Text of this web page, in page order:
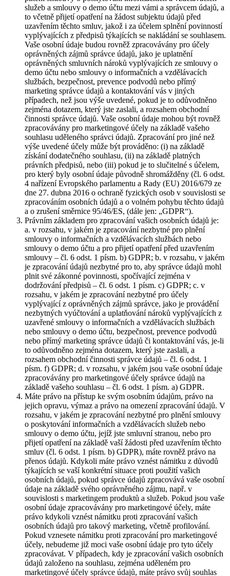
služeb a smlouvy o demo účtu mezi vámi a správcem údajů, a
to včetně přijetí opatření na žádost subjektu údajů před
uzavřením těchto smluv, jakož i za účelem splnění povinností
vyplývajících z předpisů týkajících se nakládání se souhlasem.
Vaše osobní údaje budou rovněž zpracovávány pro účely
oprávněných zájmů správce údajů, jako je uplatnění
oprávněných smluvních nároků vyplývajících ze smlouvy o
demo účtu nebo smlouvy o informačních a vzdělávacích
službách, bezpečnost, prevence podvodů nebo přímý
marketing správce údajů a kontaktování vás v jiných
případech, než jsou výše uvedené, pokud je to odůvodněno
zejména dotazem, který jste zaslali, a rozsahem obchodní
činnosti správce údajů. Vaše osobní údaje mohou být rovněž
zpracovávány pro marketingové účely na základě vašeho
souhlasu uděleného správci údajů. Zpracování pro jiné než
výše uvedené účely může být prováděno: (i) na základě
získání dodatečného souhlasu, (ii) na základě platných
právních předpisů, nebo (iii) pokud je to slučitelné s účelem,
pro který byly osobní údaje původně shromážděny (čl. 6 odst.
4 nařízení Evropského parlamentu a Rady (EU) 2016/679 ze
dne 27. dubna 2016 o ochraně fyzických osob v souvislosti se
zpracováním osobních údajů a o volném pohybu těchto údajů
a o zrušení směrnice 95/46/ES, (dále jen: „GDPR“).
Právním základem pro zpracování vašich osobních údajů je:
a. v rozsahu, v jakém je zpracování nezbytné pro plnění
smlouvy o informačních a vzdělávacích službách nebo
smlouvy o demo účtu a pro přijetí opatření před uzavřením
smlouvy – čl. 6 odst. 1 písm. b) GDPR; b. v rozsahu, v jakém
je zpracování údajů nezbytné pro to, aby správce údajů mohl
plnit své zákonné povinnosti, spočívající zejména v
dodržování předpisů – čl. 6 odst. 1 písm. c) GDPR; c. v
rozsahu, v jakém je zpracování nezbytné pro účely
vyplývající z oprávněných zájmů správce, jako je provádění
nezbytných vyúčtování a uplatňování nároků vyplývajících z
uzavřené smlouvy o informačních a vzdělávacích službách
nebo smlouvy o demo účtu, bezpečnost, prevence podvodů
nebo přímý marketing správce údajů či kontaktování vás, je-li
to odůvodněno zejména dotazem, který jste zaslali, a
rozsahem obchodní činnosti správce údajů – čl. 6 odst. 1
písm. f) GDPR; d. v rozsahu, v jakém jsou vaše osobní údaje
zpracovávány pro marketingové účely správce údajů na
základě vašeho souhlasu – čl. 6 odst. 1 písm. a) GDPR.
Máte právo na přístup ke svým osobním údajům, právo na
jejich opravu, výmaz a právo na omezení zpracování údajů. V
rozsahu, v jakém je zpracování nezbytné pro plnění smlouvy
o poskytování informačních a vzdělávacích služeb nebo
smlouvy o demo účtu, jejíž jste smluvní stranou, nebo pro
přijetí opatření na základě vaší žádosti před uzavřením těchto
smluv (čl. 6 odst. 1 písm. b) GDPR), máte rovněž právo na
přenos údajů. Kdykoli máte právo vznést námitku z důvodů
týkajících se vaší konkrétní situace proti použití vašich
osobních údajů, pokud správce údajů zpracovává vaše osobní
údaje na základě svého oprávněného zájmu, např. v
souvislosti s marketingem produktů a služeb. Pokud jsou vaše
osobní údaje zpracovávány pro marketingové účely, máte
právo kdykoli vznést námitku proti zpracování vašich
osobních údajů pro takový marketing, včetně profilování.
Pokud vznesete námitku proti zpracování pro marketingové
účely, nebudeme již moci vaše osobní údaje pro tyto účely
zpracovávat. V případech, kdy je zpracování vašich osobních
údajů založeno na souhlasu, zejména uděleném pro
marketingové účely správce údajů, máte právo svůj souhlas